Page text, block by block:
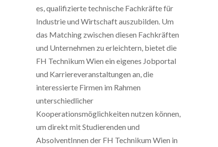
es, qualifizierte technische Fachkräfte für
Industrie und Wirtschaft auszubilden. Um
das Matching zwischen diesen Fachkräften
und Unternehmen zu erleichtern, bietet die
FH Technikum Wien ein eigenes Jobportal
und Karriereveranstaltungen an, die
interessierte Firmen im Rahmen
unterschiedlicher
Kooperationsmöglichkeiten nutzen können,
um direkt mit Studierenden und
AbsolventInnen der FH Technikum Wien in